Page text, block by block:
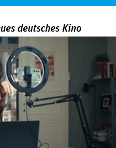
deutsches Kino